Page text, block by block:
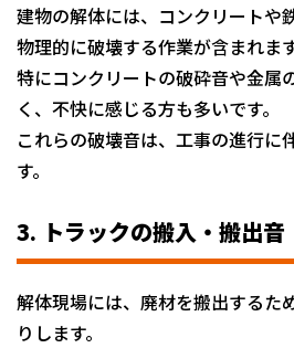
建物の解体には、コンクリートや
物理的に破壊する作業が含まれます
特にコンクリートの破砕音や金属
く、不快に感じる方も多いです。
これらの破壊音は、工事の進行に
す。
3. トラックの搬入・搬出音
解体現場には、廃材を搬出するた
りします。